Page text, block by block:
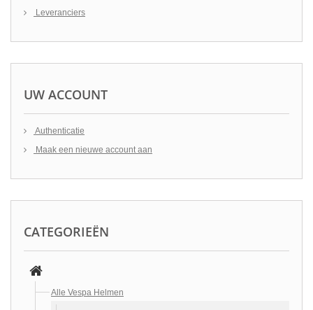
Leveranciers
UW ACCOUNT
Authenticatie
Maak een nieuwe account aan
CATEGORIEËN
Alle Vespa Helmen